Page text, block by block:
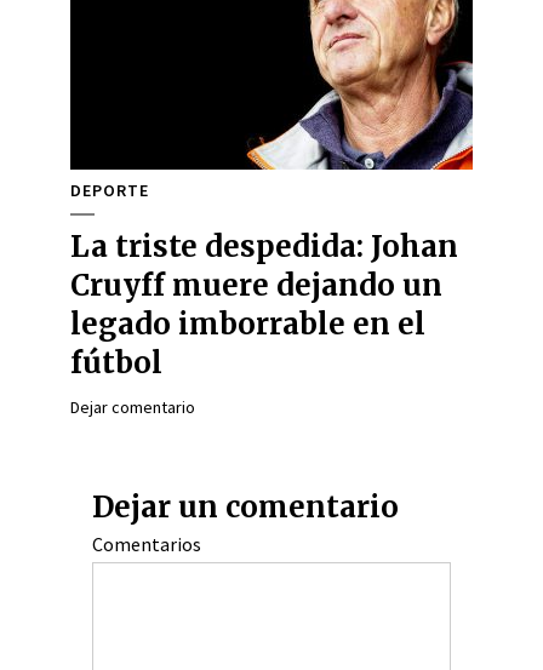
DEPORTE
La triste despedida: Johan
Cruyff muere dejando un
legado imborrable en el
fútbol
Dejar comentario
Dejar un comentario
Comentarios